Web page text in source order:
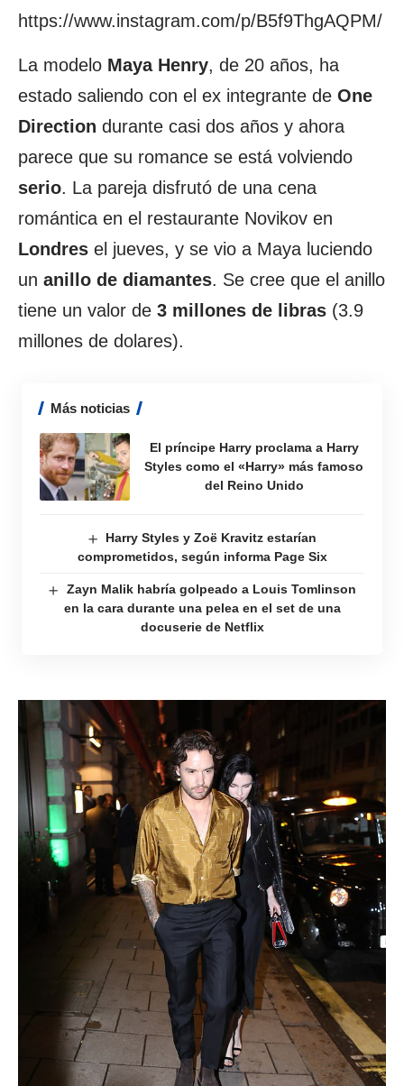
https://www.instagram.com/p/B5f9ThgAQPM/
La modelo Maya Henry, de 20 años, ha
estado saliendo con el ex integrante de One
Direction durante casi dos años y ahora
parece que su romance se está volviendo
serio. La pareja disfrutó de una cena
romántica en el restaurante Novikov en
Londres el jueves, y se vio a Maya luciendo
un anillo de diamantes. Se cree que el anillo
tiene un valor de 3 millones de libras (3.9
millones de dolares).
Más noticias
El príncipe Harry proclama a Harry
Styles como el «Harry» más famoso
del Reino Unido
Harry Styles y Zoë Kravitz estarían
comprometidos, según informa Page Six
Zayn Malik habría golpeado a Louis Tomlinson
en la cara durante una pelea en el set de una
docuserie de Netflix